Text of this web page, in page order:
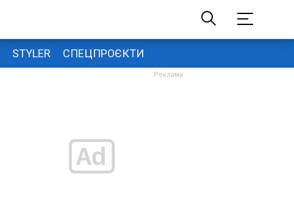
STYLER СПЕЦПРОЄКТИ